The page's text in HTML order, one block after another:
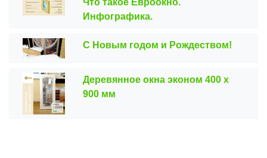
Что такое Евроокно.
Инфографика.
С Новым годом и Рождеством!
Деревянное окна эконом 400 х
900 мм